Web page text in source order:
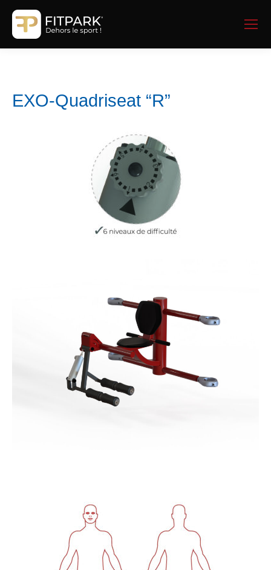
EXO-Quadriseat “R”